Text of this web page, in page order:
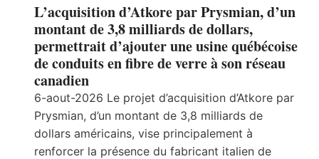
L’acquisition d’Atkore par Prysmian, d’un
montant de 3,8 milliards de dollars,
permettrait d’ajouter une usine québécoise
de conduits en fibre de verre à son réseau
canadien
6-aout-2026 Le projet d’acquisition d’Atkore par
Prysmian, d’un montant de 3,8 milliards de
dollars américains, vise principalement à
renforcer la présence du fabricant italien de